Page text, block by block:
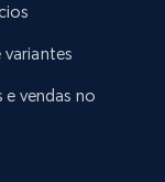
vendas no